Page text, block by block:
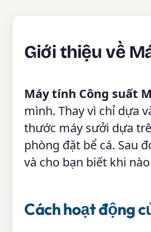
Giới thiệu về
Máy tính Công suất
mình. Thay vì chỉ dựa
thước máy sưởi dựa
phòng đặt bể cá. Sau
và cho bạn biết khi
Cách hoạt động